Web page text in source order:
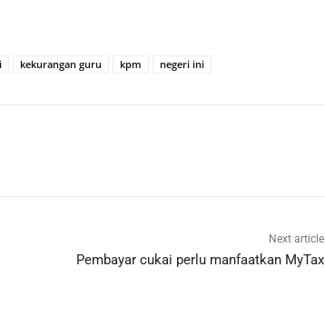
kekurangan guru kpm negeri ini
Next article
Pembayar cukai perlu manfaatkan MyTax